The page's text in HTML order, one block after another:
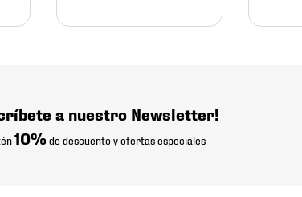
a nuestro Newsletter!
10% de descuento y ofertas especiales